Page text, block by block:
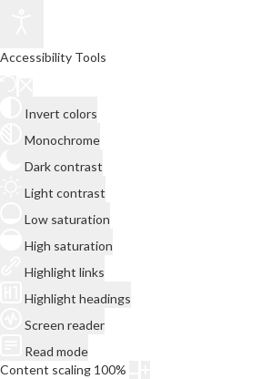
Accessibility Tools
Invert colors
Monochrome
Dark contrast
Light contrast
Low saturation
High saturation
Highlight links
Highlight headings
Screen reader
Read mode
Content scaling 100%